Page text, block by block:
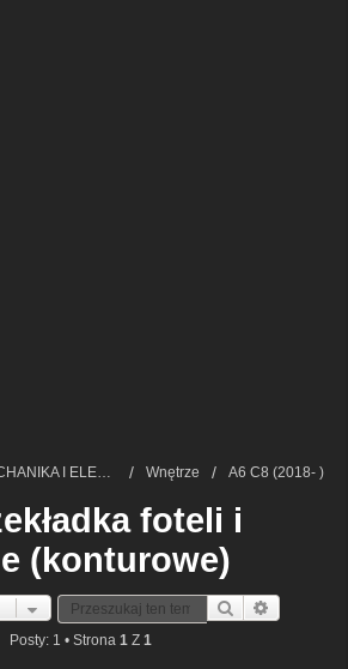
MECHANIKA I ELEKTRONIKA — FORUM TECHNICZNE Wnętrze A6 C8 (2018- )
foteli i
(konturowe)
Szukaj
Posty: 1 • Strona 1 Z 1